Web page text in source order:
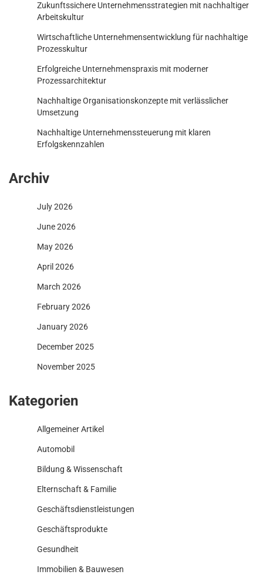
Zukunftssichere Unternehmensstrategien mit nachhaltiger
Arbeitskultur
Wirtschaftliche Unternehmensentwicklung für nachhaltige
Prozesskultur
Erfolgreiche Unternehmenspraxis mit moderner
Prozessarchitektur
Nachhaltige Organisationskonzepte mit verlässlicher
Umsetzung
Nachhaltige Unternehmenssteuerung mit klaren
Erfolgskennzahlen
Archiv
July 2026
June 2026
May 2026
April 2026
March 2026
February 2026
January 2026
December 2025
November 2025
Kategorien
Allgemeiner Artikel
Automobil
Bildung & Wissenschaft
Elternschaft & Familie
Geschäftsdienstleistungen
Geschäftsprodukte
Gesundheit
Immobilien & Bauwesen